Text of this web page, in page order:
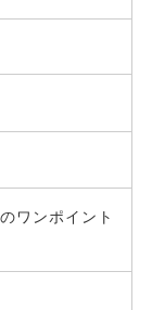
ワンポイント